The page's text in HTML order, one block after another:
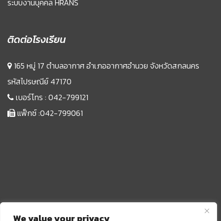
We value your privacy
ระบบงานบุคคล HRANS
ติดต่อโรงเรียน
165 หมู่ 17 ตำบลอากาศ อำเภออากาศอำนวย จังหวัดสกลนคร
รหัสไปรษณีย์ 47170
เบอร์โทร : 042-799121
แฟ็กซ์ :042-799061